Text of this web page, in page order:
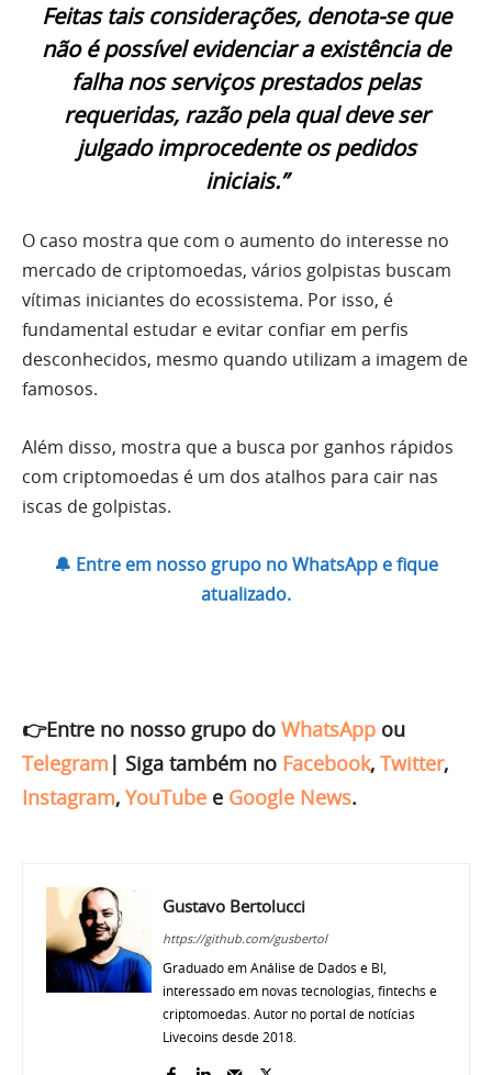
Feitas tais considerações, denota-se que
não é possível evidenciar a existência de
falha nos serviços prestados pelas
requeridas, razão pela qual deve ser
julgado improcedente os pedidos
iniciais.”
O caso mostra que com o aumento do interesse no
mercado de criptomoedas, vários golpistas buscam
vítimas iniciantes do ecossistema. Por isso, é
fundamental estudar e evitar confiar em perfis
desconhecidos, mesmo quando utilizam a imagem de
famosos.
Além disso, mostra que a busca por ganhos rápidos
com criptomoedas é um dos atalhos para cair nas
iscas de golpistas.
🔔 Entre em nosso grupo no WhatsApp e fique
atualizado.
👉Entre no nosso grupo do WhatsApp ou
Telegram | Siga também no Facebook, Twitter,
Instagram, YouTube e Google News.
Gustavo Bertolucci
https://github.com/gusbertol
Graduado em Análise de Dados e BI,
interessado em novas tecnologias, fintechs e
criptomoedas. Autor no portal de notícias
Livecoins desde 2018.